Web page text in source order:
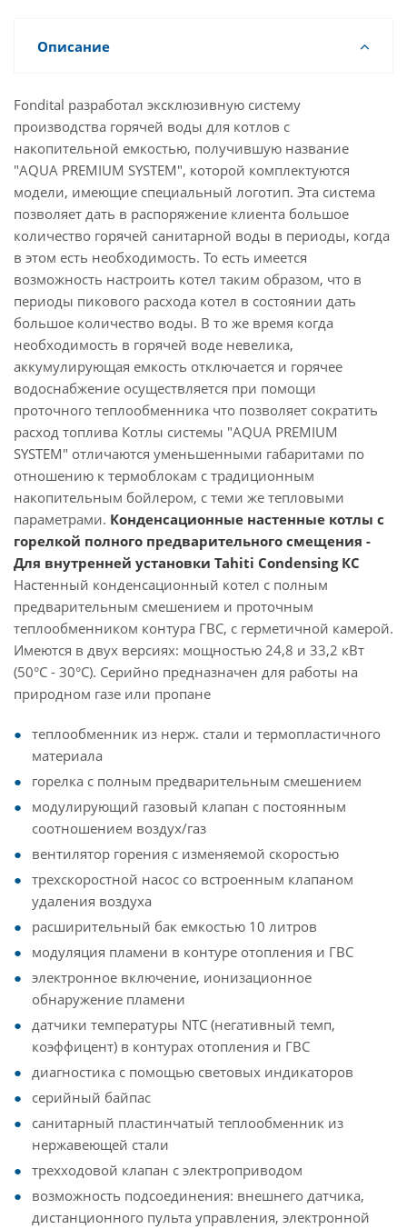
Описание
Fondital разработал эксклюзивную систему
производства горячей воды для котлов с
накопительной емкостью, получившую название
"AQUA PREMIUM SYSTEM", которой комплектуются
модели, имеющие специальный логотип. Эта система
позволяет дать в распоряжение клиента большое
количество горячей санитарной воды в периоды, когда
в этом есть необходимость. То есть имеется
возможность настроить котел таким образом, что в
периоды пикового расхода котел в состоянии дать
большое количество воды. В то же время когда
необходимость в горячей воде невелика,
аккумулирующая емкость отключается и горячее
водоснабжение осуществляется при помощи
проточного теплообменника что позволяет сократить
расход топлива Котлы системы "AQUA PREMIUM
SYSTEM" отличаются уменьшенными габаритами по
отношению к термоблокам с традиционным
накопительным бойлером, с теми же тепловыми
параметрами. Конденсационные настенные котлы с
горелкой полного предварительного смещения -
Для внутренней установки Tahiti Condensing КС
Настенный конденсационный котел с полным
предварительным смешением и проточным
теплообменником контура ГВС, с герметичной камерой.
Имеются в двух версиях: мощностью 24,8 и 33,2 кВт
(50°С - 30°С). Серийно предназначен для работы на
природном газе или пропане
теплообменник из нерж. стали и термопластичного
материала
горелка с полным предварительным смешением
модулирующий газовый клапан с постоянным
соотношением воздух/газ
вентилятор горения с изменяемой скоростью
трехcкоростной насос со встроенным клапаном
удаления воздуха
расширительный бак емкостью 10 литров
модуляция пламени в контуре отопления и ГВС
электронное включение, ионизационное
обнаружение пламени
датчики температуры NTC (негативный темп,
коэффицент) в контурах отопления и ГВС
диагностика с помощью световых индикаторов
серийный байпас
санитарный пластинчатый теплообменник из
нержавеющей стали
трехходовой клапан с электроприводом
возможность подсоединения: внешнего датчика,
дистанционного пульта управления, электронной